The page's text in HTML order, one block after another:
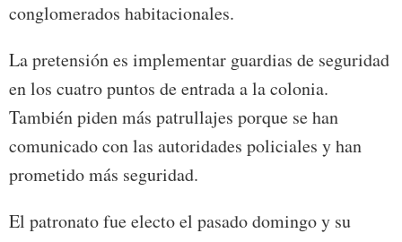
conglomerados habitacionales.
La pretensión es implementar guardias de seguridad
en los cuatro puntos de entrada a la colonia.
También piden más patrullajes porque se han
comunicado con las autoridades policiales y han
prometido más seguridad.
El patronato fue electo el pasado domingo y su